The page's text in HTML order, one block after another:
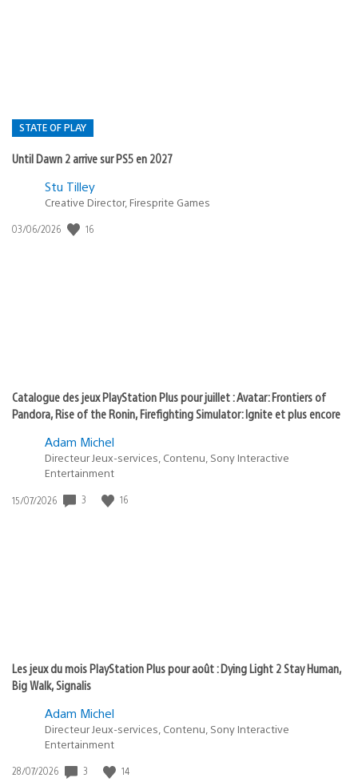
STATE OF PLAY
Until Dawn 2 arrive sur PS5 en 2027
Postée
:
Stu Tilley
Creative Director, Firesprite Games
Date
03/06/2026 16
Catalogue des jeux PlayStation Plus pour juillet : Avatar: Frontiers of
Pandora, Rise of the Ronin, Firefighting Simulator: Ignite et plus encore
Adam Michel
Directeur Jeux-services, Contenu, Sony Interactive
Entertainment
Date
15/07/2026 3 16
Les jeux du mois PlayStation Plus pour août : Dying Light 2 Stay Human,
Big Walk, Signalis
Adam Michel
Directeur Jeux-services, Contenu, Sony Interactive
Entertainment
Date
28/07/2026 3 14